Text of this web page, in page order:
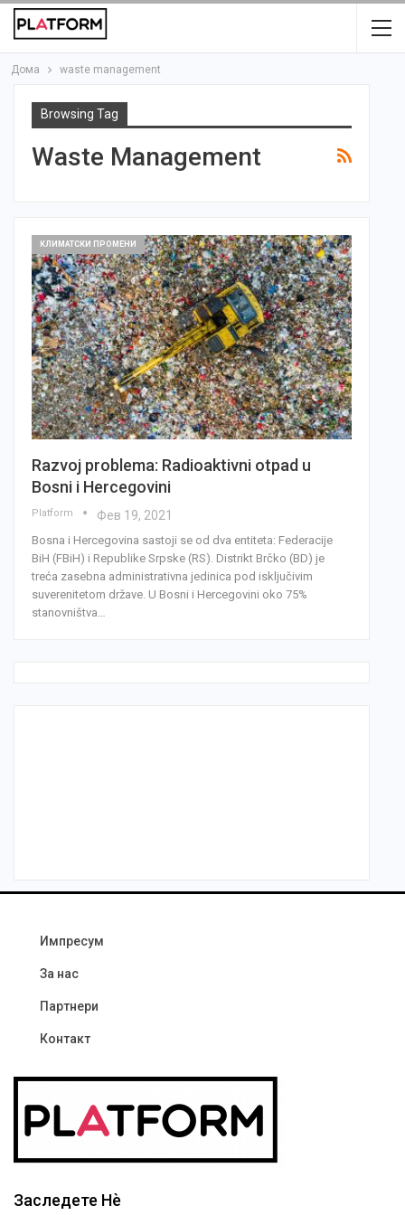
Дома waste management
Browsing Tag
Waste Management
КЛИМАТСКИ ПРОМЕНИ
Razvoj problema: Radioaktivni otpad u
Bosni i Hercegovini
Platform Фев 19, 2021
Bosna i Hercegovina sastoji se od dva entiteta: Federacije
BiH (FBiH) i Republike Srpske (RS). Distrikt Brčko (BD) je
treća zasebna administrativna jedinica pod isključivim
suverenitetom države. U Bosni i Hercegovini oko 75%
stanovništva…
Импресум
За нас
Партнери
Контакт
Заследете Нѐ